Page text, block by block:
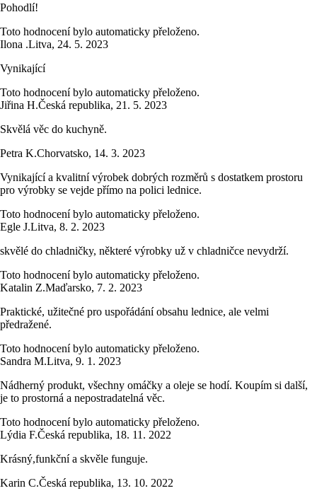
Pohodlí!
Toto hodnocení bylo automaticky přeloženo.
Ilona .Litva, 24. 5. 2023
Vynikající
Toto hodnocení bylo automaticky přeloženo.
Jiřina H.Česká republika, 21. 5. 2023
Skvělá věc do kuchyně.
Petra K.Chorvatsko, 14. 3. 2023
Vynikající a kvalitní výrobek dobrých rozměrů s dostatkem prostoru
pro výrobky se vejde přímo na polici lednice.
Toto hodnocení bylo automaticky přeloženo.
Egle J.Litva, 8. 2. 2023
skvělé do chladničky, některé výrobky už v chladničce nevydrží.
Toto hodnocení bylo automaticky přeloženo.
Katalin Z.Maďarsko, 7. 2. 2023
Praktické, užitečné pro uspořádání obsahu lednice, ale velmi
předražené.
Toto hodnocení bylo automaticky přeloženo.
Sandra M.Litva, 9. 1. 2023
Nádherný produkt, všechny omáčky a oleje se hodí. Koupím si další,
je to prostorná a nepostradatelná věc.
Toto hodnocení bylo automaticky přeloženo.
Lýdia F.Česká republika, 18. 11. 2022
Krásný,funkční a skvěle funguje.
Karin C.Česká republika, 13. 10. 2022